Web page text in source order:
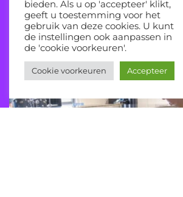
bieden. Als u op 'accepteer' klikt,
geeft u toestemming voor het
gebruik van deze cookies. U kunt
de instellingen ook aanpassen in
de 'cookie voorkeuren'.
Cookie voorkeuren Accepteer